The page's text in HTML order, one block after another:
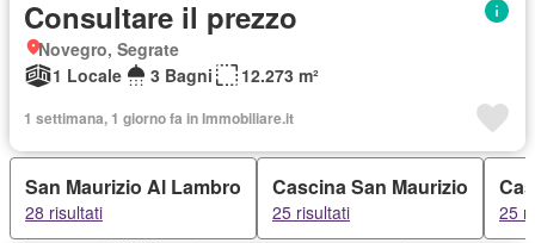
Consultare il prezzo
Novegro, Segrate
1 Locale
3 Bagni 12.273 m²
1 settimana, 1 giorno fa in Immobiliare.it
San Maurizio Al Lambro
28 risultati
Cascina San Maurizio
25 risultati 25